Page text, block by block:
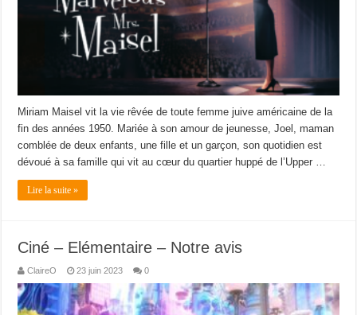
Miriam Maisel vit la vie rêvée de toute femme juive américaine de la
fin des années 1950. Mariée à son amour de jeunesse, Joel, maman
comblée de deux enfants, une fille et un garçon, son quotidien est
dévoué à sa famille qui vit au cœur du quartier huppé de l’Upper …
Lire la suite »
Ciné – Elémentaire – Notre avis
ClaireO 23 juin 2023 0